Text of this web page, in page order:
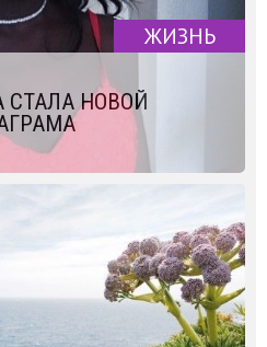
ЖИЗНЬ
СТАЛА НОВОЙ